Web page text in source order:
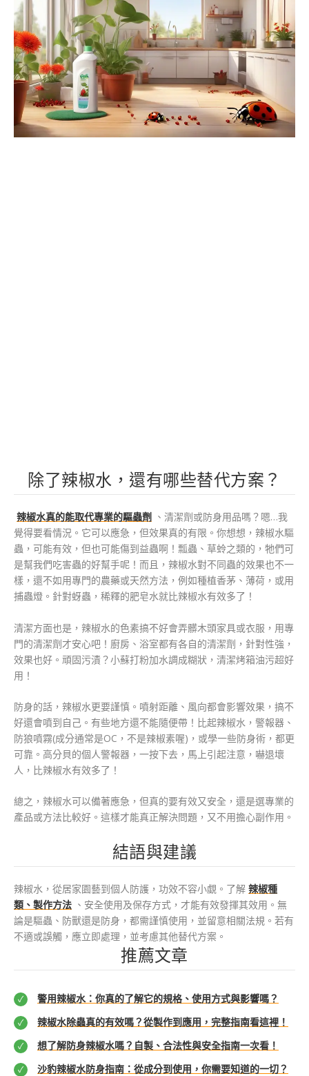
除了辣椒水，還有哪些替代方案？
辣椒水真的能取代專業的驅蟲劑 、清潔劑或防身用品嗎？嗯…我
覺得要看情況。它可以應急，但效果真的有限。你想想，辣椒水驅
蟲，可能有效，但也可能傷到益蟲啊！瓢蟲、草蛉之類的，牠們可
是幫我們吃害蟲的好幫手呢！而且，辣椒水對不同蟲的效果也不一
樣，還不如用專門的農藥或天然方法，例如種植香茅、薄荷，或用
捕蟲燈。針對蚜蟲，稀釋的肥皂水就比辣椒水有效多了！
清潔方面也是，辣椒水的色素搞不好會弄髒木頭家具或衣服，用專
門的清潔劑才安心吧！廚房、浴室都有各自的清潔劑，針對性強，
效果也好。頑固污漬？小蘇打粉加水調成糊狀，清潔烤箱油污超好
用！
防身的話，辣椒水更要謹慎。噴射距離、風向都會影響效果，搞不
好還會噴到自己。有些地方還不能隨便帶！比起辣椒水，警報器、
防狼噴霧(成分通常是OC，不是辣椒素喔)，或學一些防身術，都更
可靠。高分貝的個人警報器，一按下去，馬上引起注意，嚇退壞
人，比辣椒水有效多了！
總之，辣椒水可以備著應急，但真的要有效又安全，還是選專業的
產品或方法比較好。這樣才能真正解決問題，又不用擔心副作用。
結語與建議
辣椒水，從居家園藝到個人防護，功效不容小覷。了解 辣椒種
類、製作方法 、安全使用及保存方式，才能有效發揮其效用。無
論是驅蟲、防獸還是防身，都需謹慎使用，並留意相關法規。若有
不適或誤觸，應立即處理，並考慮其他替代方案。
推薦文章
警用辣椒水：你真的了解它的規格、使用方式與影響嗎？
辣椒水除蟲真的有效嗎？從製作到應用，完整指南看這裡！
想了解防身辣椒水嗎？自製、合法性與安全指南一次看！
沙豹辣椒水防身指南：從成分到使用，你需要知道的一切？